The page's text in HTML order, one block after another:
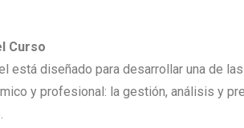
Curso
está diseñado para desarrollar una de
y profesional: la gestión, análisis y